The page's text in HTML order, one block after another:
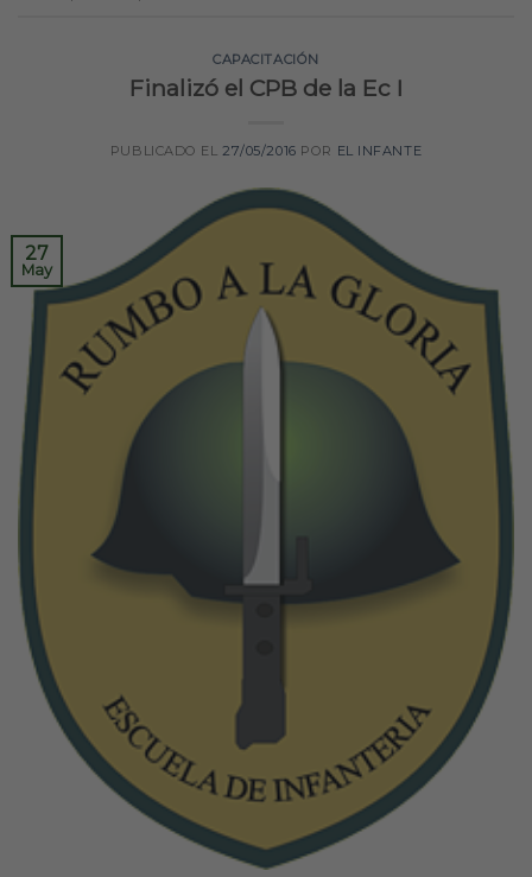
CAPACITACIÓN
Finalizó el CPB de la Ec I
PUBLICADO EL 27/05/2016 POR EL INFANTE
27
May